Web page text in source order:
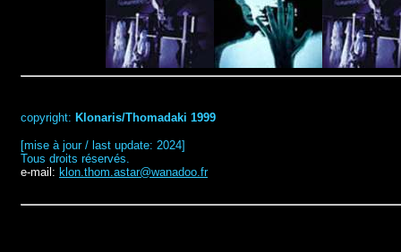
copyright: Klonaris/Thomadaki 1999
[mise à jour / last update: 2024]
Tous droits réservés.
e-mail: klon.thom.astar@wanadoo.fr